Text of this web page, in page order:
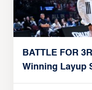
BATTLE FOR
Winning Layup
Alvark